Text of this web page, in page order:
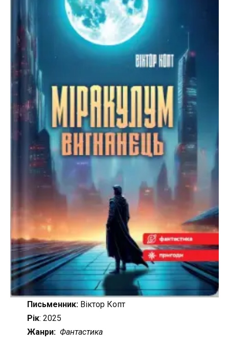
Письменник:Віктор Копт
Рік: 2025
Жанри: Фантастика